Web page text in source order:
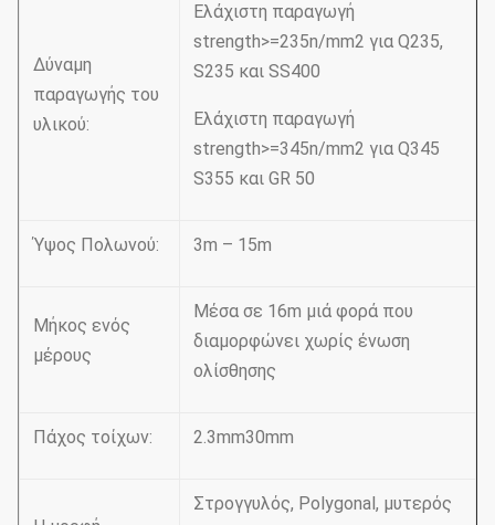
Δύναμη
παραγωγής του
υλικού:
Ελάχιστη παραγωγή
strength>=235n/mm2 για Q235,
S235 και SS400
Ελάχιστη παραγωγή
strength>=345n/mm2 για Q345
S355 και GR 50
Ύψος Πολωνού: 3m – 15m
Μήκος ενός
μέρους
Μέσα σε 16m μιά φορά που
διαμορφώνει χωρίς ένωση
ολίσθησης
Πάχος τοίχων: 2.3mm30mm
Στρογγυλός, Polygonal, μυτερός